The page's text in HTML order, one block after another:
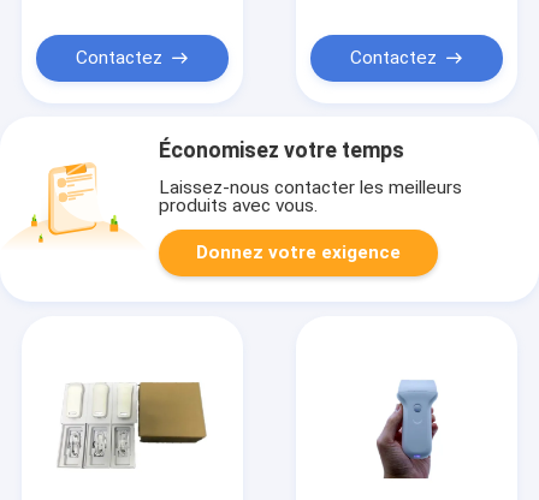
Contactez Contactez
Économisez votre temps
Laissez-nous contacter les meilleurs
produits avec vous.
Donnez votre exigence